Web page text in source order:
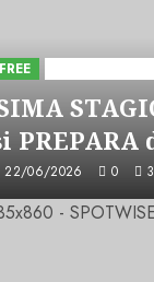
FREE
PREPARA
22/06/2026 0